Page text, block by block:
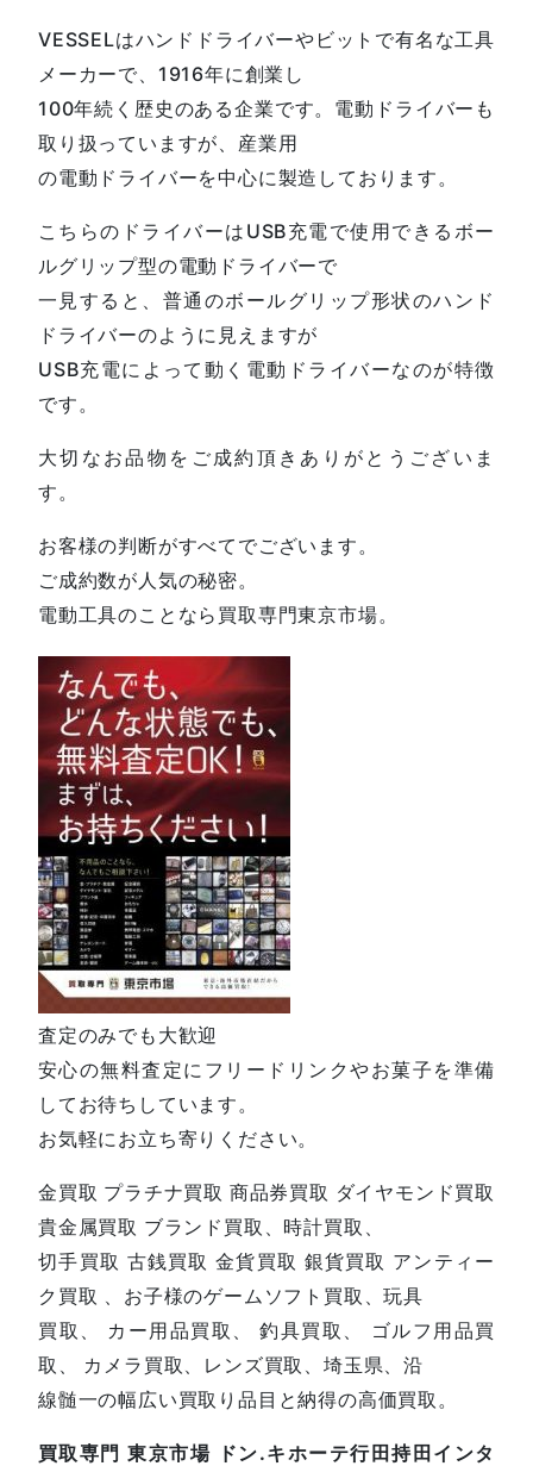
VESSELはハンドドライバーやビットで有名な工具
メーカーで、1916年に創業し
100年続く歴史のある企業です。電動ドライバーも
取り扱っていますが、産業用
の電動ドライバーを中心に製造しております。
こちらのドライバーはUSB充電で使用できるボー
ルグリップ型の電動ドライバーで
一見すると、普通のボールグリップ形状のハンド
ドライバーのように見えますが
USB充電によって動く電動ドライバーなのが特徴
です。
大切なお品物をご成約頂きありがとうございま
す。
お客様の判断がすべてでございます。
ご成約数が人気の秘密。
電動工具のことなら買取専門東京市場。
査定のみでも大歓迎
安心の無料査定にフリードリンクやお菓子を準備
してお待ちしています。
お気軽にお立ち寄りください。
金買取 プラチナ買取 商品券買取 ダイヤモンド買取
貴金属買取 ブランド買取、時計買取、
切手買取 古銭買取 金貨買取 銀貨買取 アンティー
ク買取 、お子様のゲームソフト買取、玩具
買取、 カー用品買取、 釣具買取、 ゴルフ用品買
取、 カメラ買取、レンズ買取、埼玉県、沿
線髄一の幅広い買取り品目と納得の高価買取。
買取専門 東京市場 ドン.キホーテ行田持田インタ